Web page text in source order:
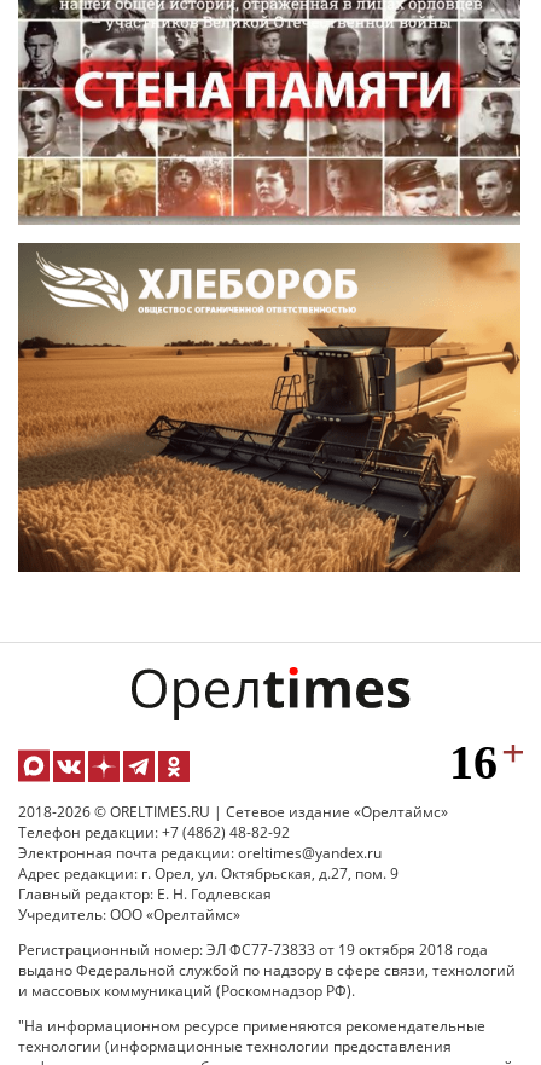
2018-2026 © ORELTIMES.RU | Сетевое издание «Орелтаймс»
Телефон редакции: +7 (4862) 48-82-92
Электронная почта редакции: oreltimes@yandex.ru
Адрес редакции: г. Орел, ул. Октябрьская, д.27, пом. 9
Главный редактор: Е. Н. Годлевская
Учредитель: ООО «Орелтаймс»
Регистрационный номер: ЭЛ ФС77-73833 от 19 октября 2018 года
выдано Федеральной службой по надзору в сфере связи, технологий
и массовых коммуникаций (Роскомнадзор РФ).
"На информационном ресурсе применяются рекомендательные
технологии (информационные технологии предоставления